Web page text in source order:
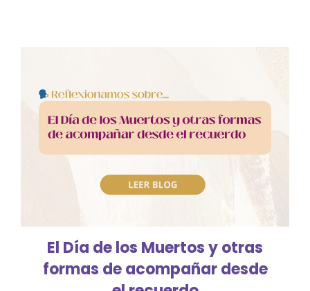
El Día de los Muertos y otras
formas de acompañar desde